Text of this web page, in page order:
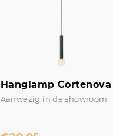
Hanglamp Cortenova
Aanwezig in de showroom